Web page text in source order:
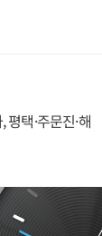
택·주문진·해